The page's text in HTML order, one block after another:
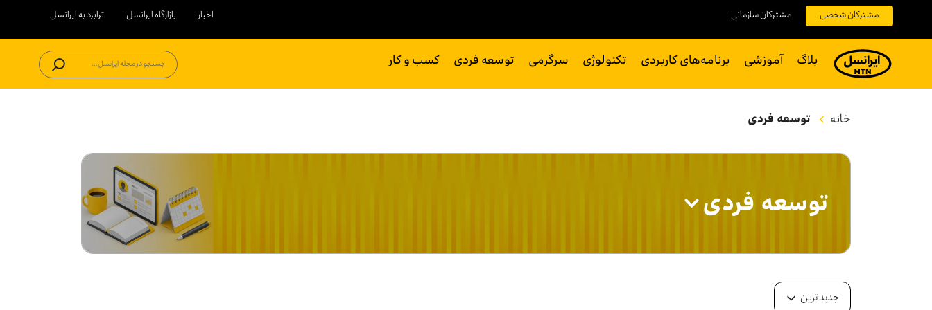
مشترکان شخصی مشترکان سازمانی اخبار بازارگاه ایرانسل ترابرد به ایرانسل
بلاگ آموزشی برنامه‌های کاربردی تکنولوژی سرگرمی توسعه فردی کسب و کار جستجو در مجله ایرانسل...
خانه توسعه فردی
توسعه فردی
آموزشی
برنامه‌های کاربردی
جدید ترین